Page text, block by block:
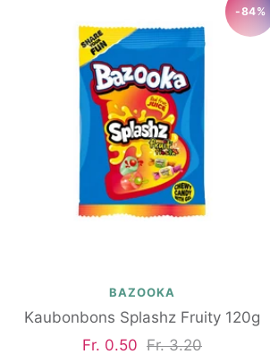
-84%
BAZOOKA
Kaubonbons Splashz Fruity 120g
Angebotspreis
Fr. 0.50 Regulärer
Fr. 3.20